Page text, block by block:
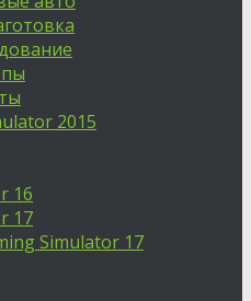
2015
16
17
Simulator 17